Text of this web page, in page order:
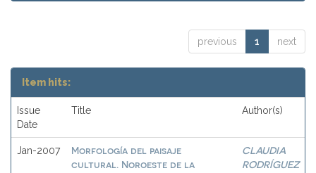
previous 1 next
Item hits:
Issue
Date
Title Author(s)
Jan-2007
Morfología del paisaje
cultural. Noroeste de la
CLAUDIA
RODRÍGUEZ